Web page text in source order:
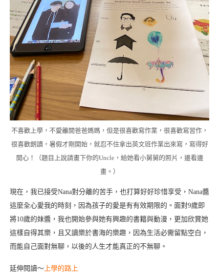
不喜歡上學，不愛離開爸爸媽媽，但是很喜歡寫作業，很喜歡寫習作，
很喜歡朗讀，暑假才剛開始，就忍不住拿出英文班作業出來寫，寫得好
開心！（題目上說請畫下你的Uncle，給她看小舅舅的照片，邊看邊
畫。）
現在，我已接受Nana對分離的苦手，也打算好好珍惜享受，Nana醬
這麼全心愛我的時刻，因為孩子的愛是有有效期限的。面對9歲即
將10歲的妹醬，我也開始參與她有興趣的書籍與動漫，更加欣賞她
這樣自得其樂，且又讀樂於書海的樂趣，因為生活必需留點空白，
而能自己面對無聊，以後的人生才能真正的不無聊。
延伸閱讀～ 上學的路上